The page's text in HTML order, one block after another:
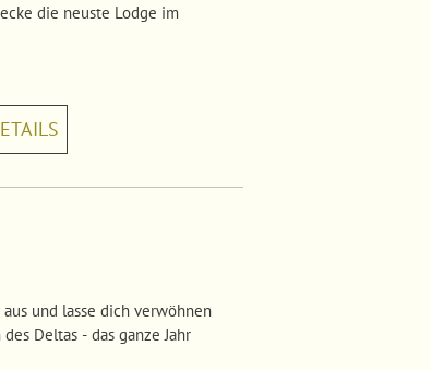
die neuste Lodge im
und lasse dich verwöhnen
Deltas - das ganze Jahr